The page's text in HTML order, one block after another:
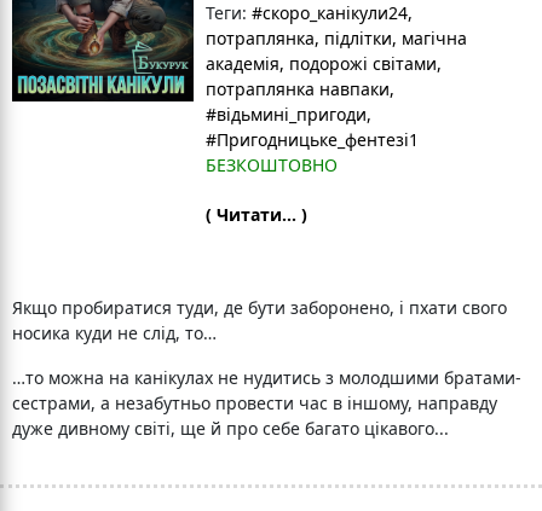
Теги: #скоро_канікули24,
потраплянка, підлітки, магічна
академія, подорожі світами,
потраплянка навпаки,
#відьмині_пригоди,
#Пригодницьке_фентезі1
БЕЗКОШТОВНО
( Читати... )
Якщо пробиратися туди, де бути заборонено, і пхати свого
носика куди не слід, то…
…то можна на канікулах не нудитись з молодшими братами-
сестрами, а незабутньо провести час в іншому, направду
дуже дивному світі, ще й про себе багато цікавого...